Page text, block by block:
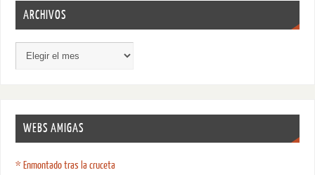
ARCHIVOS
WEBS AMIGAS
* Enmontado tras la cruceta